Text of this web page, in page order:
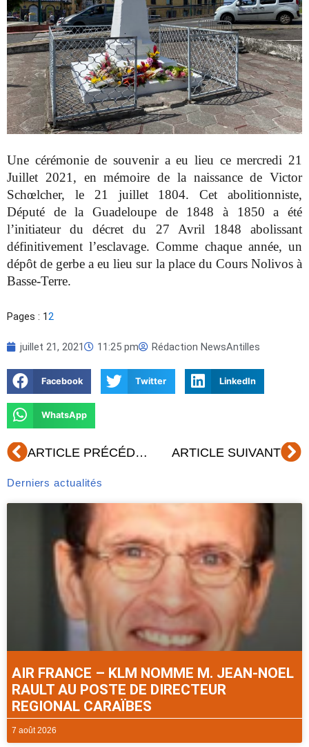
Une cérémonie de souvenir a eu lieu ce mercredi 21
Juillet 2021, en mémoire de la naissance de Victor
Schœlcher, le 21 juillet 1804. Cet abolitionniste,
Député de la Guadeloupe de 1848 à 1850 a été
l’initiateur du décret du 27 Avril 1848 abolissant
définitivement l’esclavage. Comme chaque année, un
dépôt de gerbe a eu lieu sur la place du Cours Nolivos à
Basse-Terre.
Pages : 12
juillet 21, 2021 11:25 pm Rédaction NewsAntilles
Facebook Twitter LinkedIn
WhatsApp
Précédent ARTICLE PRÉCÉDENT ARTICLE SUIVANT
Derniers actualités
AIR FRANCE – KLM NOMME M. JEAN-NOEL
RAULT AU POSTE DE DIRECTEUR
REGIONAL CARAÏBES
7 août 2026